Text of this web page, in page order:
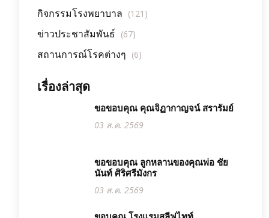
กิจกรรมโรงพยาบาล (121)
ข่าวประชาสัมพันธ์ (67)
สถานการณ์โรคต่างๆ (6)
เรื่องล่าสุด
ขอขอบคุณ คุณจิฏากาญจน์ สรารัมย์
03 ส.ค. 2569
ขอขอบคุณ ลูกหลานของคุณพ่อ ชัย
นันท์ ศิริศรีมังกร
03 ส.ค. 2569